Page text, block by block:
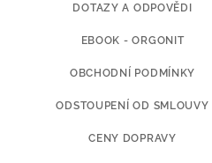
DOTAZY A ODPOVĚDI
EBOOK - ORGONIT
OBCHODNÍ PODMÍNKY
ODSTOUPENÍ OD SMLOUVY
CENY DOPRAVY